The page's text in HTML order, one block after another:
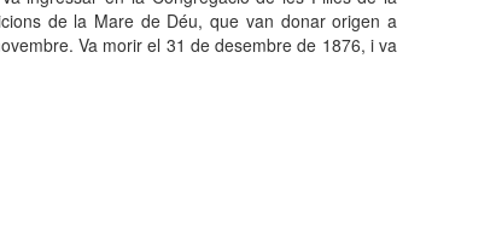
de la Mare de Déu, que van donar origen a
Va morir el 31 de desembre de 1876, i va